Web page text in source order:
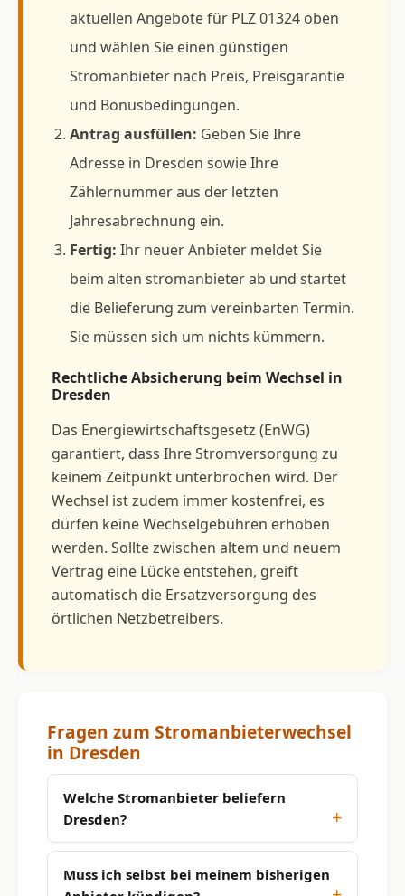
aktuellen Angebote für PLZ 01324 oben
und wählen Sie einen günstigen
Stromanbieter nach Preis, Preisgarantie
und Bonusbedingungen.
Antrag ausfüllen: Geben Sie Ihre
Adresse in Dresden sowie Ihre
Zählernummer aus der letzten
Jahresabrechnung ein.
Fertig: Ihr neuer Anbieter meldet Sie
beim alten stromanbieter ab und startet
die Belieferung zum vereinbarten Termin.
Sie müssen sich um nichts kümmern.
Rechtliche Absicherung beim Wechsel in
Dresden
Das Energiewirtschaftsgesetz (EnWG)
garantiert, dass Ihre Stromversorgung zu
keinem Zeitpunkt unterbrochen wird. Der
Wechsel ist zudem immer kostenfrei, es
dürfen keine Wechselgebühren erhoben
werden. Sollte zwischen altem und neuem
Vertrag eine Lücke entstehen, greift
automatisch die Ersatzversorgung des
örtlichen Netzbetreibers.
Fragen zum Stromanbieterwechsel
in Dresden
Welche Stromanbieter beliefern
Dresden?
Muss ich selbst bei meinem bisherigen